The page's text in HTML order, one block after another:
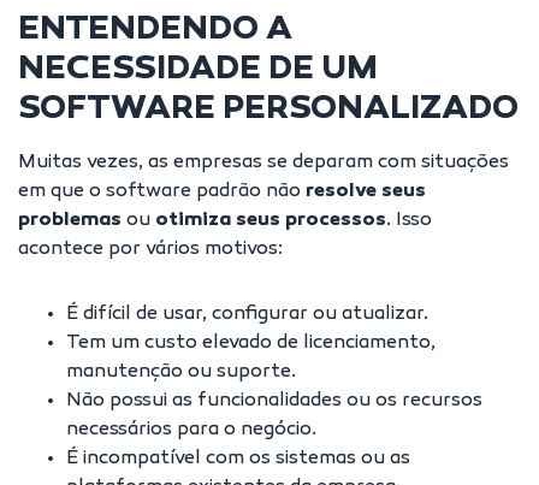
ENTENDENDO A
NECESSIDADE DE UM
SOFTWARE PERSONALIZADO
Muitas vezes, as empresas se deparam com situações
em que o software padrão não resolve seus
problemas ou otimiza seus processos. Isso
acontece por vários motivos:
É difícil de usar, configurar ou atualizar.
Tem um custo elevado de licenciamento,
manutenção ou suporte.
Não possui as funcionalidades ou os recursos
necessários para o negócio.
É incompatível com os sistemas ou as